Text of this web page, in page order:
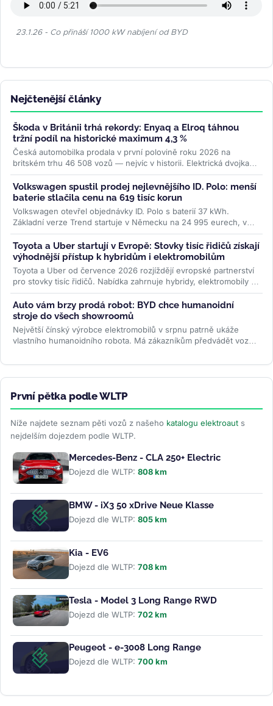
23.1.26 - Co přináší 1000 kW nabíjení od BYD
Nejčtenější články
Škoda v Británii trhá rekordy: Enyaq a Elroq táhnou
tržní podíl na historické maximum 4,3 %
Česká automobilka prodala v první polovině roku 2026 na
britském trhu 46 508 vozů — nejvíc v historii. Elektrická dvojka
Enyaq a Elroq...>>
Volkswagen spustil prodej nejlevnějšího ID. Polo: menší
baterie stlačila cenu na 619 tisíc korun
Volkswagen otevřel objednávky ID. Polo s baterií 37 kWh.
Základní verze Trend startuje v Německu na 24 995 eurech, v
Česku na 619 000 Kč....>>
Toyota a Uber startují v Evropě: Stovky tisíc řidičů získají
výhodnější přístup k hybridům i elektromobilům
Toyota a Uber od července 2026 rozjíždějí evropské partnerství
pro stovky tisíc řidičů. Nabídka zahrnuje hybridy, elektromobily i
ojetiny...>>
Auto vám brzy prodá robot: BYD chce humanoidní
stroje do všech showroomů
Největší čínský výrobce elektromobilů v srpnu patrně ukáže
vlastního humanoidního robota. Má zákazníkům předvádět vozy,
První pětka podle WLTP
Níže najdete seznam pěti vozů z našeho katalogu elektroaut s
nejdelším dojezdem podle WLTP.
Mercedes-Benz - CLA 250+ Electric
Dojezd dle WLTP: 808 km
BMW - iX3 50 xDrive Neue Klasse
Dojezd dle WLTP: 805 km
Kia - EV6
Dojezd dle WLTP: 708 km
Tesla - Model 3 Long Range RWD
Dojezd dle WLTP: 702 km
Peugeot - e-3008 Long Range
Dojezd dle WLTP: 700 km